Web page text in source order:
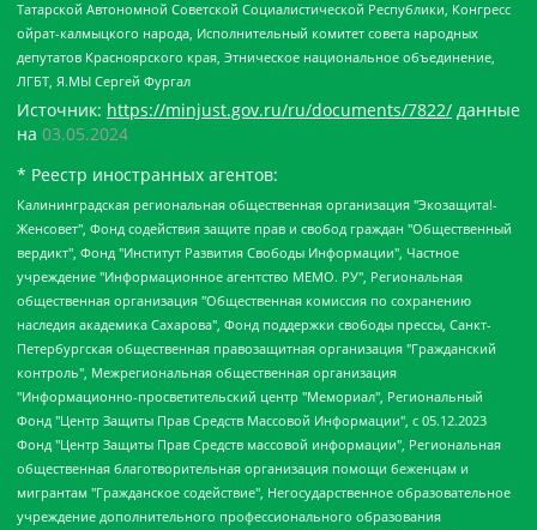
Татарской Автономной Советской Социалистической Республики, Конгресс
ойрат-калмыцкого народа, Исполнительный комитет совета народных
депутатов Красноярского края, Этническое национальное объединение,
ЛГБТ, Я.МЫ Сергей Фургал
Источник: https://minjust.gov.ru/ru/documents/7822/ данные
на 03.05.2024
* Реестр иностранных агентов:
Калининградская региональная общественная организация "Экозащита!-Женсовет", Фонд содействия защите прав и свобод граждан "Общественный вердикт", Фонд "Институт Развития Свободы Информации", Частное учреждение "Информационное агентство МЕМО. РУ", Региональная общественная организация "Общественная комиссия по сохранению наследия академика Сахарова", Фонд поддержки свободы прессы, Санкт-Петербургская общественная правозащитная организация "Гражданский контроль", Межрегиональная общественная организация "Информационно-просветительский центр "Мемориал", Региональный Фонд "Центр Защиты Прав Средств Массовой Информации", с 05.12.2023 Фонд "Центр Защиты Прав Средств массовой информации", Региональная общественная благотворительная организация помощи беженцам и мигрантам "Гражданское содействие", Негосударственное образовательное учреждение дополнительного профессионального образования (повышение квалификации) специалистов "АКАДЕМИЯ ПО ПРАВАМ ЧЕЛОВЕКА", Свердловская региональная общественная организация "Сутяжник", Автономная некоммерческая организация "Центр независимых социологических исследований", Союз общественных объединений "Российский исследовательский центр по правам человека", Региональное общественное учреждение научно-информационный центр "МЕМОРИАЛ", Некоммерческая организация "Фонд защиты гласности", Автономная некоммерческая организация "Институт прав человека", Городская общественная организация "Екатеринбургское общество "МЕМОРИАЛ", Городская общественная организация "Рязанское историко-просветительское и правозащитное общество "Мемориал" (Рязанский Мемориал), Челябинский региональный орган общественной самодеятельности – женское общественное объединение "Женщины Евразии", Челябинский региональный орган общественной самодеятельности "Уральская правозащитная группа", Фонд содействия защите здоровья и социальной справедливости имени Андрея Рылькова, Автономная Некоммерческая Организация "Аналитический Центр Юрия Левады", Автономная некоммерческая организация социальной поддержки населения "Проект Апрель", Региональная общественная организация помощи женщинам и детям, находящимся в кризисной ситуации "Информационно-методический центр "Анна", Фонд содействия развитию массовых коммуникаций и правовому просвещению "Так-так-Так", Фонд содействия устойчивому развитию "Серебряная тайга", Свердловский региональный общественный фонд социальных проектов "Новое время", "Idel.Реалии", Кавказ.Реалии, Крым.Реалии, Телеканал Настоящее Время, Татаро-башкирская служба Радио Свобода (Azatliq Radiosi), Радио Свободная Европа/Радио Свобода (PCE/PC), "Сибирь.Реалии", "Фактограф", Благотворительный фонд помощи осужденным и их семьям, Автономная некоммерческая организация "Институт глобализации и социальных движений", Фонд "В защиту прав заключенных", Частное учреждение "Центр поддержки и содействия развитию средств массовой информации", Пензенский региональный общественный благотворительный фонд "Гражданский союз", "Север.Реалии", Некоммерческая организация Фонд "Правовая инициатива", Общество с ограниченной ответственностью "Радио Свободная Европа/Радио Свобода", Чешское информационное агентство "MEDIUM-ORIENT", Красноярская региональная общественная организация "Мы против СПИДа", Камалягин Денис Николаевич, Маркелов Сергей Евгеньевич, Пономарев Лев Александрович, Савицкая Людмила Алексеевна, Автономная некоммерческая организация "Центр по работе с проблемой насилия "НАСИЛИЮ.НЕТ", Межрегиональный профессиональный союз работников здравоохранения "Альянс врачей", Юридическое лицо, зарегистрированное в Латвийской Республике, SIA "Medusa Project" (регистрационный номер 40103797863, дата регистрации 10.06.2014), Некоммерческая организация "Фонд по борьбе с коррупцией", Автономная некоммерческая организация "Институт права и публичной политики", Баданин Роман Сергеевич, Гликин Максим Александрович, Железнова Мария Михайловна, Лукьянова Юлия Сергеевна, Маетная Елизавета Витальевна, Маняхин Петр Борисович, Чуракова Ольга Владимировна, Ярош Юлия Петровна, Юридическое лицо "The Insider SIA", зарегистрированное в Риге, Латвийская Республика (дата регистрации 26.06.2015), являющееся администратором доменного имени интернет-издания "The Insider SIA", https://theins.ru, Постернак Алексей Евгеньевич, Рубин Михаил Аркадьевич, Анин Роман Александрович, Юридическое лицо Istories fonds, зарегистрированное в Латвийской Республике (регистрационный номер 50008295751, дата регистрации 24.02.2020), Великовский Дмитрий Александрович, Долинина Ирина Николаевна, Мароховская Алеся Алексеевна, Шлейнов Роман Юрьевич, Шмагун Олеся Валентиновна, Общество с ограниченной ответственностью "Альтаир 2021", Общество с ограниченной ответственностью "Вега 2021", Общество с ограниченной ответственностью "Главный редактор 2021", Общество с ограниченной ответственностью "Ромашки монолит", Важенков Артем Валерьевич, Ивановская областная общественная организация "Центр гендерных исследований", Гурман Юрий Альбертович, Медиапроект "ОВД-Инфо", Егоров Владимир Владимирович, Жилинский Владимир Александрович, Общество с ограниченной ответственностью "ЗП", Иванова София Юрьевна, Карезина Инна Павловна, Кильтау Екатерина Викторовна, Петров Алексей Викторович, Пискунов Сергей Евгеньевич, Смирнов Сергей Сергеевич, Тихонов Михаил Сергеевич, Общество с ограниченной ответственностью "ЖУРНАЛИСТ-ИНОСТРАННЫЙ АГЕНТ", Арапова Галина Юрьевна, Вольтская Татьяна Анатольевна, Американская компания "Mason G.E.S. Anonymous Foundation" (США), являющаяся владельцем интернет-издания https://mnews.world/, Компания "Stichting Bellingcat", зарегистрированная в Нидерландах (дата регистрации 11.07.2018), Захаров Андрей Вячеславович, Клепиковская Екатерина Дмитриевна, Общество с ограниченной ответственностью "МЕМО", Перл Роман Александрович, Симонов Евгений Алексеевич, Соловьева Елена Анатольевна, Сотников Даниил Владимирович, Сурначева Елизавета Дмитриевна, Автономная некоммерческая организация по защите прав человека и информированию населения "Якутия – Наше Мнение", Общество с ограниченной ответственностью "Москоу диджитал медиа", с 26.01.2023 Общество с ограниченной ответственностью "Чайка Белые сады", Ветошкина Валерия Валерьевна, Заговора Максим Александрович, Межрегиональное общественное движение "Российская ЛГБТ - сеть", Оленичев Максим Владимирович, Павлов Иван Юрьевич, Скворцова Елена Сергеевна, Общество с ограниченной ответственностью "Как бы инагент", Кочетков Игорь Викторович, Общество с ограниченной ответственностью "Честные выборы", Еланчик Олег Александрович, Общество с ограниченной ответственностью "Нобелевский призыв", Гималова Регина Эмилевна, Григорьев Андрей Валерьевич, Григорьева Алина Александровна, Ассоциация по содействию защите прав призывников, альтернативнослужащих и военнослужащих "Правозащитная группа "Гражданин.Армия.Право", Хисамова Регина Фаритовна, Автономная некоммерческая организация по реализации социально-правовых программ "Лилит", Дальневосточное общественное движение "Маяк", Санкт-Петербургская ЛГБТ-инициативная группа "Выход", Инициативная группа ЛГБТ+ "Реверс", Алексеев Андрей Викторович, Бекбулатова Таисия Львовна, Беляев Иван Михайлович, Владыкина Елена Сергеевна, Гельман Марат Александрович, Никульшина Вероника Юрьевна, Толоконникова Надежда Андреевна, Шендерович Виктор Анатольевич, Общество с ограниченной ответственностью "Данное сообщение", Общество с ограниченной ответственностью Издательский дом "Новая глава", Айнбиндер Александра Александровна, Московский комьюнити-центр для ЛГБТ+инициатив, Благотворительный фонд развития филантропии, Deutsche Welle (Германия, Kurt-Schumacher-Strasse 3, 53113 Bonn), Борзунова Мария Михайловна, Воробьев Виктор Викторович, Голубева Анна Львовна, Константинова Алла Михайловна, Малкова Ирина Владимировна, Мурадов Мурад Абдулгалимович, Осетинская Елизавета Николаевна, Понасенков Евгений Николаевич, Ганапольский Матвей Юрьевич, Киселев Евгений Алексеевич, Борухович Ирина Григорьевна, Дремин Иван Тимофеевич, Дубровский Дмитрий Викторович, Красноярская региональная общественная организация поддержки и развития альтернативных образовательных технологий и межкультурных коммуникаций "ИНТЕРРА", Маяковская Екатерина Алексеевна, Фейгин Марк Захарович, Филимонов Андрей Викторович, Дзугкоева Регина Николаевна, Доброхотов Роман Александрович, Дудь Юрий Александрович, Елкин Сергей Владимирович, Кругликов Кирилл Игоревич, Сабунаева Мария Леонидовна, Семенов Алексей Владимирович, Шаинян Карен Багратович, Шульман Екатерина Михайловна, Асафьев Артур Валерьевич, Вахштайн Виктор Семенович, Венедиктов Алексей Алексеевич, Лушникова Екатерина Евгеньевна, Волков Леонид Михайлович, Невзоров Александр Глебович, Пархоменко Сергей Борисович, Сироткин Ярослав Николаевич, Кара-Мурза Владимир Владимирович, Баранова Наталья Владимировна, Гозман Леонид Яковлевич, Кагарлицкий Борис Юльевич, Климарев Михаил Валерьевич, Милов Владимир Станиславович, Автономная некоммерческая организация Краснодарский центр современного искусства "Типография", Моргенштерн Алишер Тагирович, Соболь Любовь Эдуардовна, Общество с ограниченной ответственностью "ЛИЗА НОРМ", Каспаров Гарри Кимович, Ходорковский Михаил Борисович, Общество с ограниченной ответственностью "Апрельские тезисы", Данилович Ирина Брониславовна, Кашин Олег Владимирович, Петров Николай Владимирович, Пивоваров Алексей Владимирович, Соколов Михаил Владимирович, Цветкова Юлия Владимировна, Чичваркин Евгений Александрович, Комитет против пыток/Команда против пыток, Общество с ограниченной ответственностью "Первый научный", Общество с ограниченной ответственностью "Вертолет и ко", Белоцерковская Вероника Борисовна, Кац Максим Евгеньевич, Лазарева Татьяна Юрьевна, Шаведдинов Руслан Табризович, Яшин Илья Валерьевич, Общество с ограниченной ответственностью "Иноагент ААВ", Алешковский Дмитрий Петрович, Альбац Евгения Марковна, Быков Дмитрий Львович, Галямина Юлия Евгеньевна, Лойко Сергей Леонидович, Мартынов Кирилл Константинович, Медведев Сергей Александрович, Крашенинников Федор Геннадиевич, Гордеева Катерина Вл